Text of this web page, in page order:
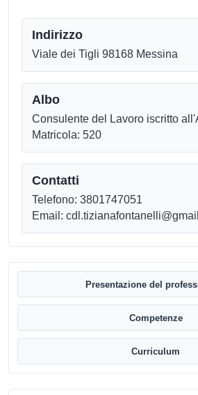
Indirizzo
Viale dei Tigli 98168 Messina
Albo
Consulente del Lavoro iscritto
Matricola: 520
Contatti
Telefono: 3801747051
Email:
Presentazione del
Competenze
Curriculum